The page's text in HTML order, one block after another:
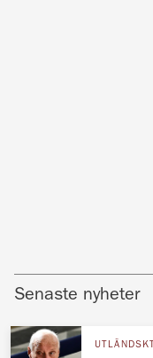
Senaste nyheter
UTLÄNDSKT